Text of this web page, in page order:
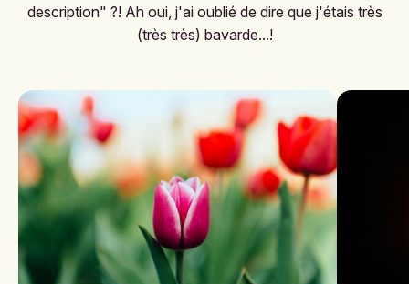
description" ?! Ah oui, j'ai oublié de dire que j'étais très
(très très) bavarde...!